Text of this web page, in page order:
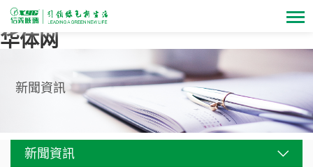
华体网
新聞資訊
新聞資訊